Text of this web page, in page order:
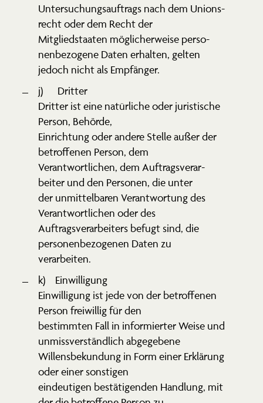
Unter­su­chungs­auf­trags nach dem Unions­
recht oder dem Recht der
Mitglied­staaten mögli­cher­weise perso­
nen­be­zogene Daten erhalten, gelten
jedoch nicht als Empfänger.
j) Dritter
Dritter ist eine natür­liche oder juris­tische
Person, Behörde,
Einrichtung oder andere Stelle außer der
betrof­fenen Person, dem
Verant­wort­lichen, dem Auftrags­ver­ar­
beiter und den Personen, die unter
der unmit­tel­baren Verant­wortung des
Verant­wort­lichen oder des
Auftrags­ver­ar­beiters befugt sind, die
perso­nen­be­zo­genen Daten zu
verar­beiten.
k) Einwil­ligung
Einwil­ligung ist jede von der betrof­fenen
Person freiwillig für den
bestimmten Fall in infor­mierter Weise und
unmiss­ver­ständlich abgegebene
Willens­be­kundung in Form einer Erklärung
oder einer sonstigen
eindeu­tigen bestä­ti­genden Handlung, mit